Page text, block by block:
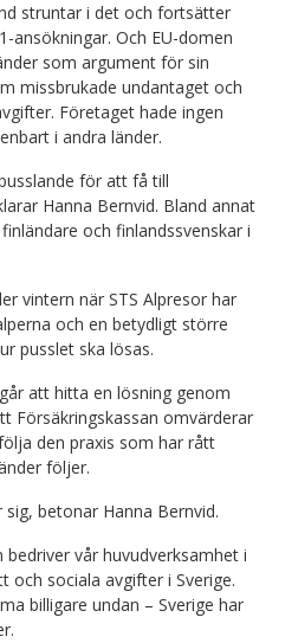
struntar i det och fortsätter
ansökningar. Och EU-domen
som argument för sin
missbrukade undantaget och
Företaget hade ingen
i andra länder.
för att få till
Hanna Bernvid. Bland annat
och finlandssvenskar i
vintern när STS Alpresor har
och en betydligt större
pusslet ska lösas.
att hitta en lösning genom
Försäkringskassan omvärderar
den praxis som har rått
följer.
betonar Hanna Bernvid.
vår huvudverksamhet i
och sociala avgifter i Sverige.
billigare undan – Sverige har